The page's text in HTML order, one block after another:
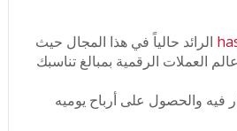
الرائد حالياً في هذا المجال حيث
العملات الرقمية بمبالغ تناسبك
فيه والحصول على أرباح يوميه